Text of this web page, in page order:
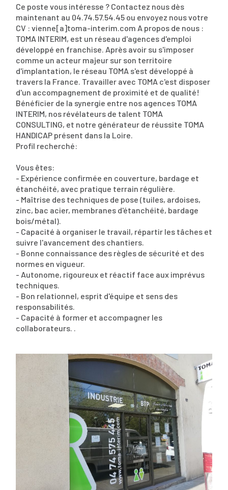
Ce poste vous intéresse ? Contactez nous dès
maintenant au 04.74.57.54.45 ou envoyez nous votre
CV : vienne[a]toma-interim.com A propos de nous :
TOMA INTERIM, est un réseau d'agences d'emploi
développé en franchise. Après avoir su s'imposer
comme un acteur majeur sur son territoire
d'implantation, le réseau TOMA s'est développé à
travers la France. Travailler avec TOMA c'est disposer
d'un accompagnement de proximité et de qualité!
Bénéficier de la synergie entre nos agences TOMA
INTERIM, nos révélateurs de talent TOMA
CONSULTING, et notre générateur de réussite TOMA
HANDICAP présent dans la Loire.
Profil recherché:
Vous êtes:
- Expérience confirmée en couverture, bardage et
étanchéité, avec pratique terrain régulière.
- Maîtrise des techniques de pose (tuiles, ardoises,
zinc, bac acier, membranes d'étanchéité, bardage
bois/métal).
- Capacité à organiser le travail, répartir les tâches et
suivre l'avancement des chantiers.
- Bonne connaissance des règles de sécurité et des
normes en vigueur.
- Autonome, rigoureux et réactif face aux imprévus
techniques.
- Bon relationnel, esprit d'équipe et sens des
responsabilités.
- Capacité à former et accompagner les
collaborateurs. .